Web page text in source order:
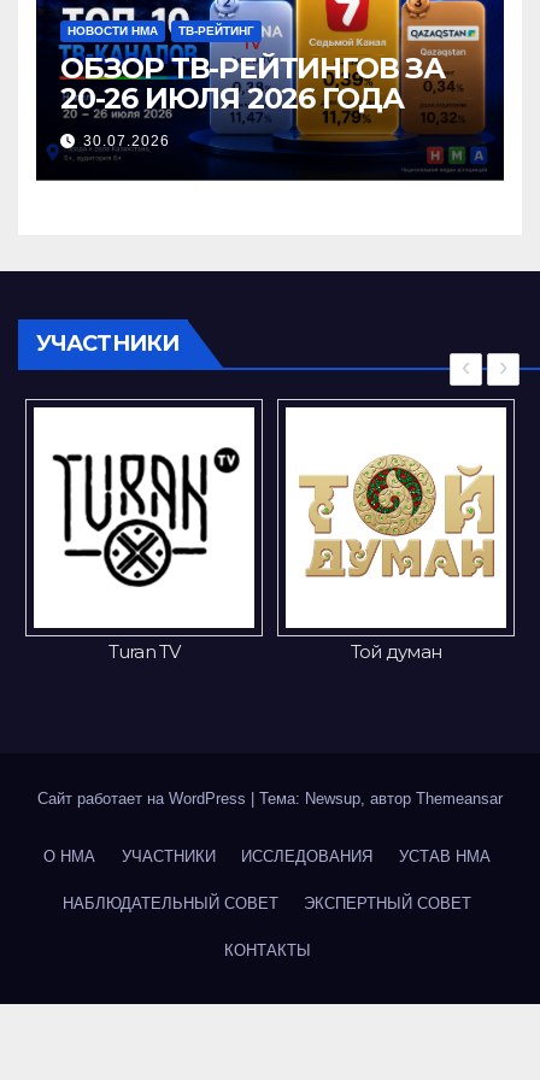
НОВОСТИ НМА ТВ-РЕЙТИНГ
ОБЗОР ТВ-РЕЙТИНГОВ ЗА
20-26 ИЮЛЯ 2026 ГОДА
30.07.2026
УЧАСТНИКИ
Той думан Gakku
‹ ›
Сайт работает на WordPress | Тема: Newsup, автор Themeansar
О НМА УЧАСТНИКИ ИССЛЕДОВАНИЯ УСТАВ НМА
НАБЛЮДАТЕЛЬНЫЙ СОВЕТ ЭКСПЕРТНЫЙ СОВЕТ
КОНТАКТЫ